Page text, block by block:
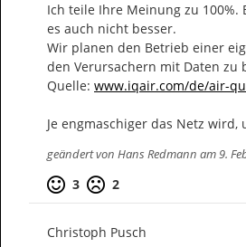
Ich teile Ihre Meinung zu 100%.
es auch nicht besser.
Wir planen den Betrieb einer
den Verursachern mit Daten zu
Quelle: https://
www.iqair.com/de/air-
Je engmaschiger das Netz wird,
geändert von Hans Redmann am 9.
Positive Bewertung
3 Negative Bewertung
2
Christoph Pusch